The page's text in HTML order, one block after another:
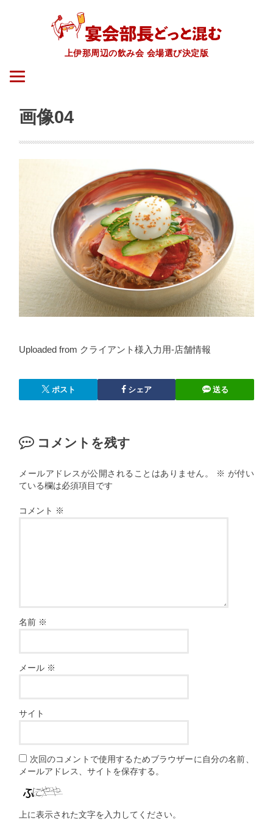
上伊那周辺の飲み会 会場選び決定版
画像04
Uploaded from クライアント様入力用-店舗情報
ポスト シェア 送る
コメントを残す
メールアドレスが公開されることはありません。 ※ が付い
ている欄は必須項目です
コメント ※
名前 ※
メール ※
サイト
次回のコメントで使用するためブラウザーに自分の名前、
メールアドレス、サイトを保存する。
上に表示された文字を入力してください。